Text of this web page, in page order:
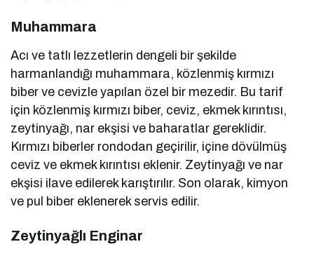
Muhammara
Acı ve tatlı lezzetlerin dengeli bir şekilde
harmanlandığı muhammara, közlenmiş kırmızı
biber ve cevizle yapılan özel bir mezedir. Bu tarif
için közlenmiş kırmızı biber, ceviz, ekmek kırıntısı,
zeytinyağı, nar ekşisi ve baharatlar gereklidir.
Kırmızı biberler rondodan geçirilir, içine dövülmüş
ceviz ve ekmek kırıntısı eklenir. Zeytinyağı ve nar
ekşisi ilave edilerek karıştırılır. Son olarak, kimyon
ve pul biber eklenerek servis edilir.
Zeytinyağlı Enginar